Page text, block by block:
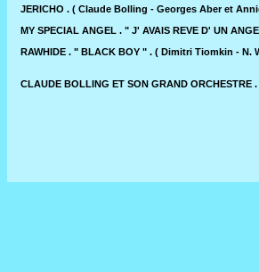
JERICHO . ( Claude Bolling - Georges Aber et
MY SPECIAL ANGEL . " J' AVAIS REVE D' UN
RAWHIDE . " BLACK BOY " . ( Dimitri Tiomkin - N.
CLAUDE BOLLING ET SON GRAND ORCHESTRE